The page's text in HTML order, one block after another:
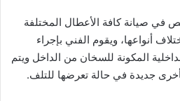
صيانة كافة الأعطال المختلفة
أنواعها، ويقوم الفني بإجراء
المكونة للسخان من الداخل ويتم
جديدة في حالة تعرضها للتلف.